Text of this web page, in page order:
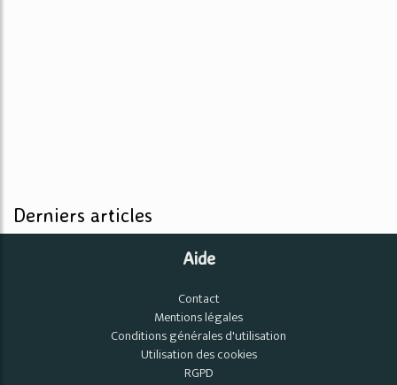
Derniers articles
Aide
Contact
Mentions légales
Conditions générales d'utilisation
Utilisation des cookies
RGPD